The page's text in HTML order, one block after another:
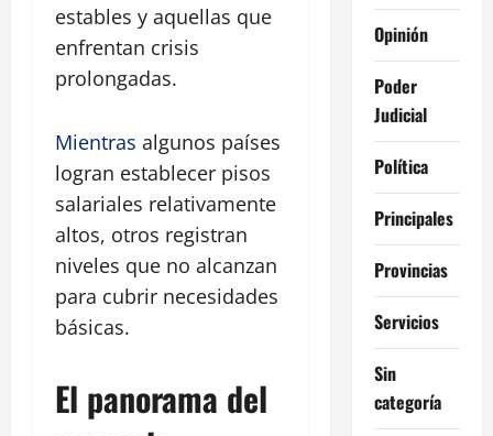
estables y aquellas que
enfrentan crisis
prolongadas.
Mientras algunos países
logran establecer pisos
salariales relativamente
altos, otros registran
niveles que no alcanzan
para cubrir necesidades
básicas.
El panorama del
Opinión
Poder
Judicial
Política
Principales
Provincias
Servicios
Sin
categoría